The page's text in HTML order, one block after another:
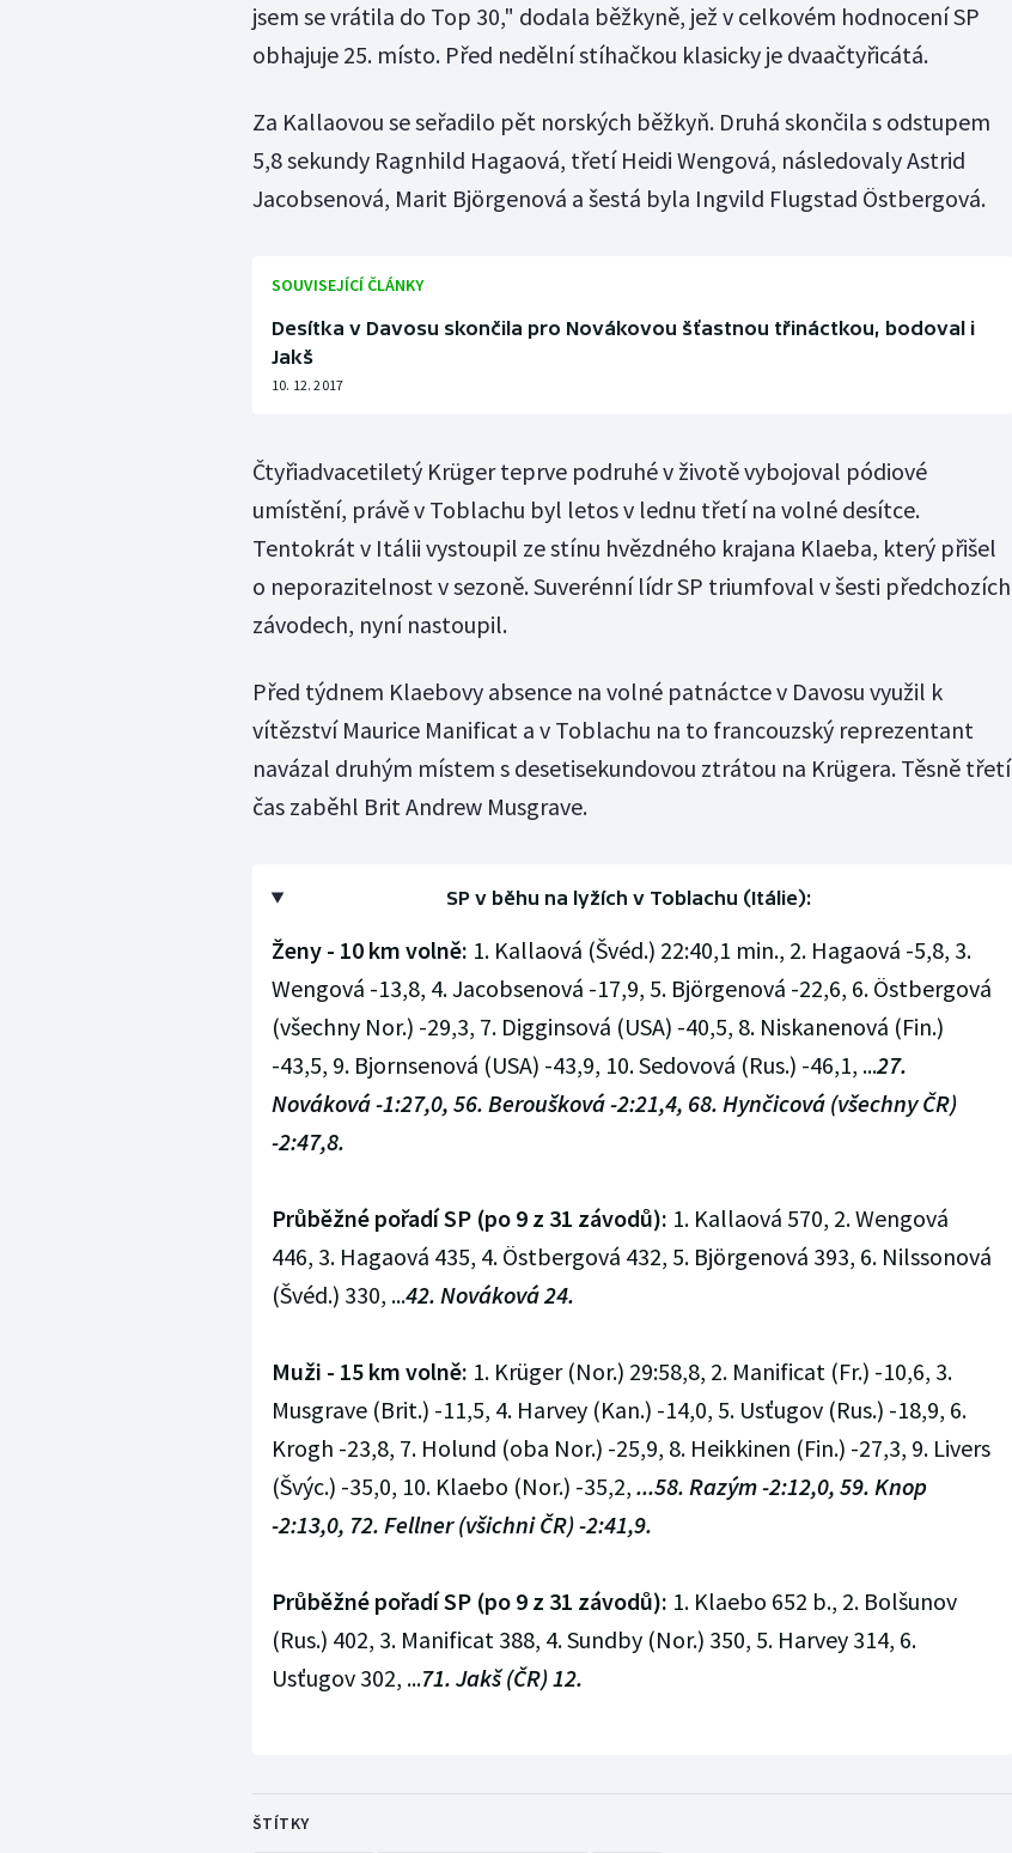
jsem se vrátila do Top 30," dodala běžkyně, jež v celkovém hodnocení SP
obhajuje 25. místo. Před nedělní stíhačkou klasicky je dvaačtyřicátá.
Za Kallaovou se seřadilo pět norských běžkyň. Druhá skončila s odstupem
5,8 sekundy Ragnhild Hagaová, třetí Heidi Wengová, následovaly Astrid
Jacobsenová, Marit Björgenová a šestá byla Ingvild Flugstad Östbergová.
SOUVISEJÍCÍ ČLÁNKY
Desítka v Davosu skončila pro Novákovou šťastnou třináctkou, bodoval i
Jakš
10. 12. 2017
Čtyřiadvacetiletý Krüger teprve podruhé v životě vybojoval pódiové
umístění, právě v Toblachu byl letos v lednu třetí na volné desítce.
Tentokrát v Itálii vystoupil ze stínu hvězdného krajana Klaeba, který přišel
o neporazitelnost v sezoně. Suverénní lídr SP triumfoval v šesti předchozích
závodech, nyní nastoupil.
Před týdnem Klaebovy absence na volné patnáctce v Davosu využil k
vítězství Maurice Manificat a v Toblachu na to francouzský reprezentant
navázal druhým místem s desetisekundovou ztrátou na Krügera. Těsně třetí
čas zaběhl Brit Andrew Musgrave.
SP v běhu na lyžích v Toblachu (Itálie):
Ženy - 10 km volně: 1. Kallaová (Švéd.) 22:40,1 min., 2. Hagaová -5,8, 3.
Wengová -13,8, 4. Jacobsenová -17,9, 5. Björgenová -22,6, 6. Östbergová
(všechny Nor.) -29,3, 7. Digginsová (USA) -40,5, 8. Niskanenová (Fin.)
-43,5, 9. Bjornsenová (USA) -43,9, 10. Sedovová (Rus.) -46,1, ...27.
Nováková -1:27,0, 56. Beroušková -2:21,4, 68. Hynčicová (všechny ČR)
-2:47,8.
Průběžné pořadí SP (po 9 z 31 závodů): 1. Kallaová 570, 2. Wengová
446, 3. Hagaová 435, 4. Östbergová 432, 5. Björgenová 393, 6. Nilssonová
(Švéd.) 330, ...42. Nováková 24.
Muži - 15 km volně: 1. Krüger (Nor.) 29:58,8, 2. Manificat (Fr.) -10,6, 3.
Musgrave (Brit.) -11,5, 4. Harvey (Kan.) -14,0, 5. Usťugov (Rus.) -18,9, 6.
Krogh -23,8, 7. Holund (oba Nor.) -25,9, 8. Heikkinen (Fin.) -27,3, 9. Livers
(Švýc.) -35,0, 10. Klaebo (Nor.) -35,2, ...58. Razým -2:12,0, 59. Knop
-2:13,0, 72. Fellner (všichni ČR) -2:41,9.
Průběžné pořadí SP (po 9 z 31 závodů): 1. Klaebo 652 b., 2. Bolšunov
(Rus.) 402, 3. Manificat 388, 4. Sundby (Nor.) 350, 5. Harvey 314, 6.
Usťugov 302, ...71. Jakš (ČR) 12.
ŠTÍTKY